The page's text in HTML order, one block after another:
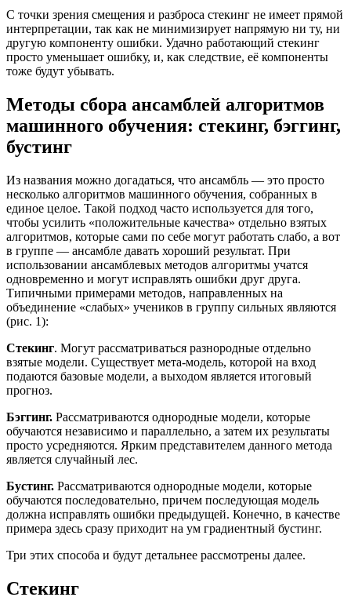
С точки зрения смещения и разброса стекинг не имеет прямой
интерпретации, так как не минимизирует напрямую ни ту, ни
другую компоненту ошибки. Удачно работающий стекинг
просто уменьшает ошибку, и, как следствие, её компоненты
тоже будут убывать.
Методы сбора ансамблей алгоритмов
машинного обучения: стекинг, бэггинг,
бустинг
Из названия можно догадаться, что ансамбль — это просто
несколько алгоритмов машинного обучения, собранных в
единое целое. Такой подход часто используется для того,
чтобы усилить «положительные качества» отдельно взятых
алгоритмов, которые сами по себе могут работать слабо, а вот
в группе — ансамбле давать хороший результат. При
использовании ансамблевых методов алгоритмы учатся
одновременно и могут исправлять ошибки друг друга.
Типичными примерами методов, направленных на
объединение «слабых» учеников в группу сильных являются
(рис. 1):
Стекинг. Могут рассматриваться разнородные отдельно
взятые модели. Существует мета-модель, которой на вход
подаются базовые модели, а выходом является итоговый
прогноз.
Бэггинг. Рассматриваются однородные модели, которые
обучаются независимо и параллельно, а затем их результаты
просто усредняются. Ярким представителем данного метода
является случайный лес.
Бустинг. Рассматриваются однородные модели, которые
обучаются последовательно, причем последующая модель
должна исправлять ошибки предыдущей. Конечно, в качестве
примера здесь сразу приходит на ум градиентный бустинг.
Три этих способа и будут детальнее рассмотрены далее.
Стекинг